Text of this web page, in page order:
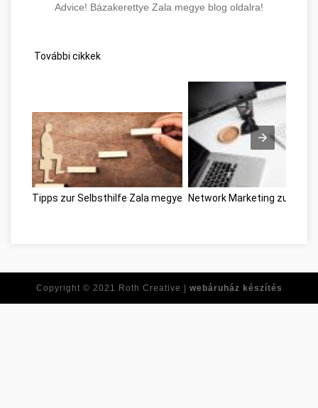
Advice! Bázakerettye Zala megye blog oldalra!
További cikkek
Tipps zur Selbsthilfe Zala megye Network Marketing zu
Copyright © 2021 Roth Creative | webáruház készítés